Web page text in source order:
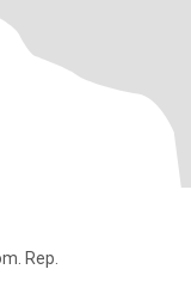
Rep.